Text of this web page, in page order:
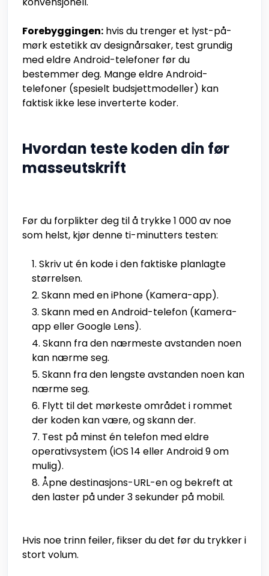
Forebyggingen: hvis du trenger et lyst-på-
mørk estetikk av designårsaker, test grundig
med eldre Android-telefoner før du
bestemmer deg. Mange eldre Android-
telefoner (spesielt budsjettmodeller) kan
faktisk ikke lese inverterte koder.
Hvordan teste koden din før
masseutskrift
Før du forplikter deg til å trykke 1 000 av noe
som helst, kjør denne ti-minutters testen:
Skriv ut én kode i den faktiske planlagte
størrelsen.
Skann med en iPhone (Kamera-app).
Skann med en Android-telefon (Kamera-
app eller Google Lens).
Skann fra den nærmeste avstanden noen
kan nærme seg.
Skann fra den lengste avstanden noen kan
nærme seg.
Flytt til det mørkeste området i rommet
der koden kan være, og skann der.
Test på minst én telefon med eldre
operativsystem (iOS 14 eller Android 9 om
mulig).
Åpne destinasjons-URL-en og bekreft at
den laster på under 3 sekunder på mobil.
Hvis noe trinn feiler, fikser du det før du trykker i
stort volum.